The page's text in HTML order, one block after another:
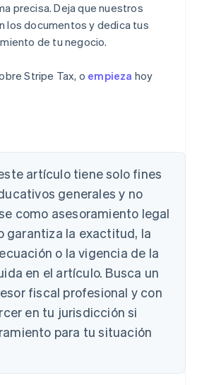
precisa. Deja que nuestros
los documentos y dedica tus
de tu negocio.
Stripe Tax, o empieza hoy
artículo tiene solo fines
generales y no
como asesoramiento legal
garantiza la exactitud, la
o la vigencia de la
en el artículo. Busca un
fiscal profesional y con
en tu jurisdicción si
para tu situación
Deutsch English